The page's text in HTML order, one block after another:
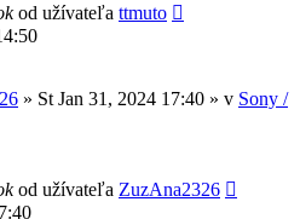
od užívateľa ttmuto
» St Jan 31, 2024 17:40 » v Sony /
od užívateľa ZuzAna2326